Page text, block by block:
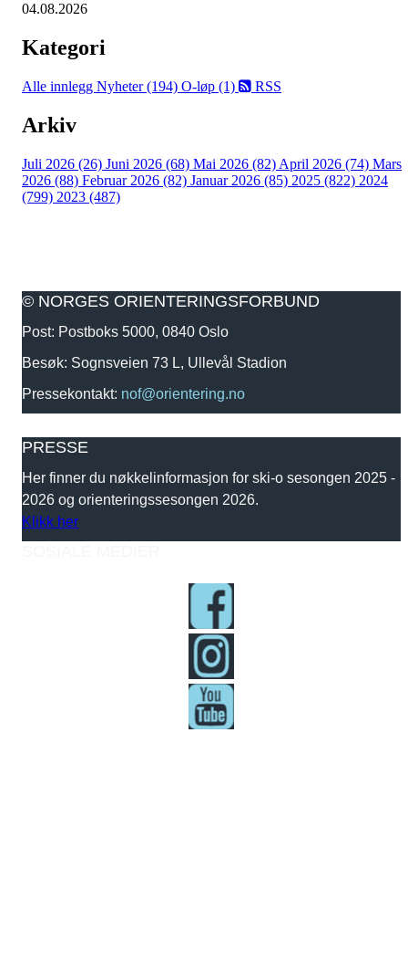
04.08.2026
Kategori
Alle innlegg Nyheter (194) O-løp (1) RSS
Arkiv
Juli 2026 (26) Juni 2026 (68) Mai 2026 (82) April 2026 (74) Mars
2026 (88) Februar 2026 (82) Januar 2026 (85) 2025 (822) 2024
(799) 2023 (487)
© NORGES ORIENTERINGSFORBUND
Post: Postboks 5000, 0840 Oslo
Besøk: Sognsveien 73 L, Ullevål Stadion
Pressekontakt: nof@orientering.no
PRESSE
Her finner du nøkkelinformasjon for ski-o sesongen 2025 -
2026 og orienteringssesongen 2026.
Klikk her